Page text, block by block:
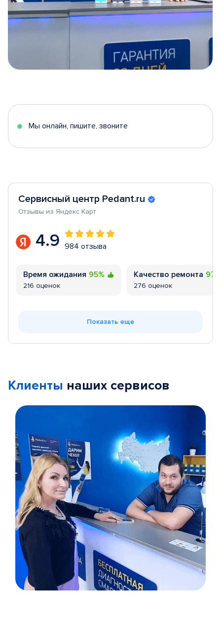
5
Мы онлайн, пишите, звоните
Сервисный центр Pedant.ru
Отзывы из Яндекс Карт
4.9 984 отзыва
Время ожидания 95%
216 оценок
Качество ремонта
276 оценок
Показать еще
Клиенты наших сервисов